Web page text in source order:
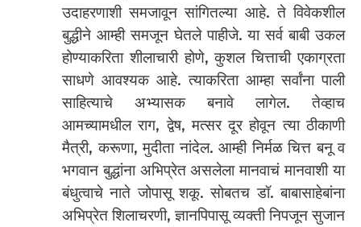
उदाहरणाशी समजावून सांगितल्या आहे. ते विवेकशील
बुद्धीने आम्ही समजून घेतले पाहीजे. या सर्व बाबी उकल
होण्याकरिता शीलाचारी होणे, कुशल चित्ताची एकाग्रता
साधणे आवश्यक आहे. त्याकरिता आम्हा सर्वांना पाली
साहित्याचे अभ्यासक बनावे लागेल. तेव्हाच
आमच्यामधील राग, द्वेष, मत्सर दूर होवून त्या ठीकाणी
मैत्री, करूणा, मुदीता नांदेल. आम्ही निर्मळ चित्त बनू व
भगवान बुद्धांना अभिप्रेत असलेला मानवाचं मानवाशी या
बंधुत्वाचे नाते जोपासू शकू. सोबतच डॉ. बाबासाहेबांना
अभिप्रेत शिलाचरणी, ज्ञानपिपासू व्यक्ती निपजून सुजान